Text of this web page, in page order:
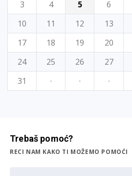
3
4 5 6
10
11 12 13
17
18 19 20
24
25 26 27
31
· · ·
Trebaš pomoć?
RECI NAM KAKO TI MOŽEMO POMOĆI